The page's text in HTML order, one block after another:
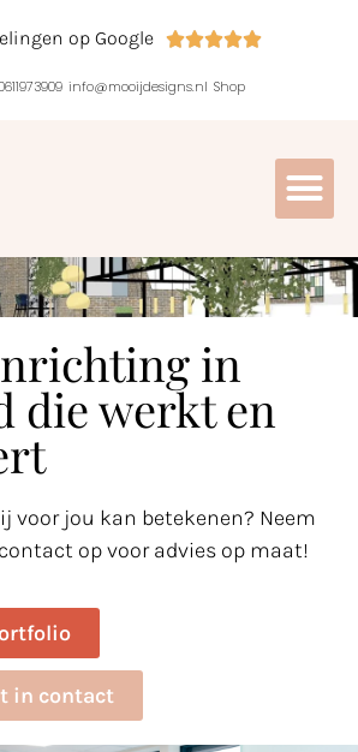
op Google 
info@mooijdesigns.nl Shop
in
die werkt en
voor jou kan betekenen? Neem
op voor advies op maat!
in contact